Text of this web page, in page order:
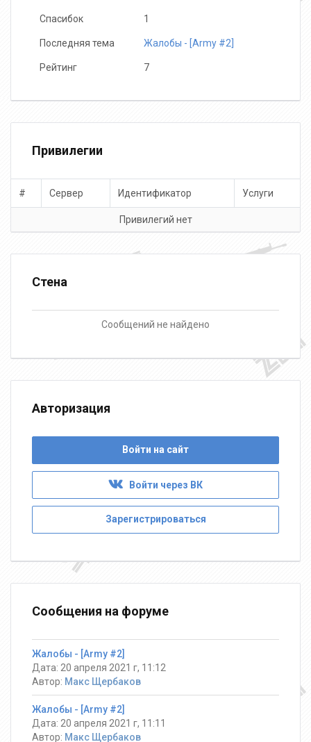
Спасибок 1
Последняя тема Жалобы - [Army #2]
Рейтинг 7
Привилегии
# Сервер Идентификатор Услуги
Привилегий нет
Стена
Сообщений не найдено
Авторизация
Войти на сайт
Войти через ВК
Зарегистрироваться
Сообщения на форуме
Жалобы - [Army #2]
Дата: 20 апреля 2021 г, 11:12
Автор: Макс Щербаков
Жалобы - [Army #2]
Дата: 20 апреля 2021 г, 11:11
Автор: Макс Щербаков